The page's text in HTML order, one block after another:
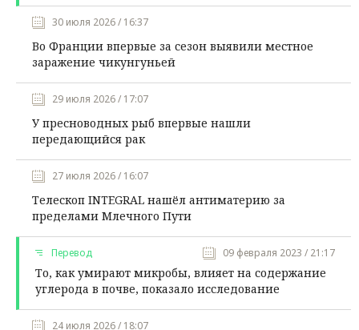
30 июля 2026 / 16:37
Во Франции впервые за сезон выявили местное
заражение чикунгуньей
29 июля 2026 / 17:07
У пресноводных рыб впервые нашли
передающийся рак
27 июля 2026 / 16:07
Телескоп INTEGRAL нашёл антиматерию за
пределами Млечного Пути
Перевод 09 февраля 2023 / 21:17
То, как умирают микробы, влияет на содержание
углерода в почве, показало исследование
24 июля 2026 / 18:07